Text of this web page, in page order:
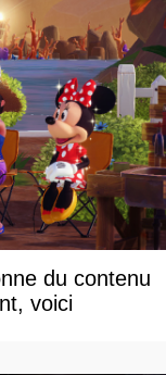
du contenu
voici